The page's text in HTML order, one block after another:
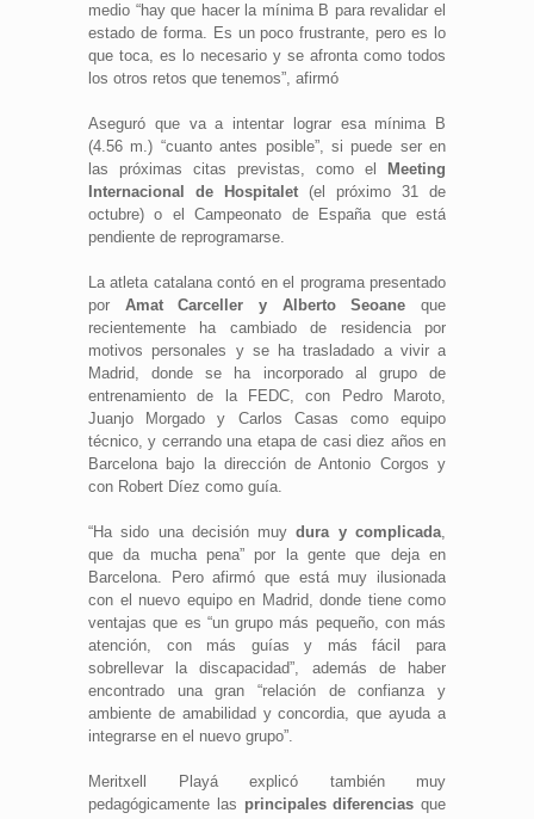
medio “hay que hacer la mínima B para revalidar el
estado de forma. Es un poco frustrante, pero es lo
que toca, es lo necesario y se afronta como todos
los otros retos que tenemos”, afirmó
Aseguró que va a intentar lograr esa mínima B
(4.56 m.) “cuanto antes posible”, si puede ser en
las próximas citas previstas, como el
Meeting
Internacional de Hospitalet (el próximo 31 de
octubre) o el Campeonato de España que está
pendiente de reprogramarse.
La atleta catalana contó en el programa presentado
por Amat Carceller y Alberto Seoane que
recientemente ha cambiado de residencia por
motivos personales y se ha trasladado a vivir a
Madrid, donde se ha incorporado al grupo de
entrenamiento de la FEDC, con Pedro Maroto,
Juanjo Morgado y Carlos Casas como equipo
técnico, y cerrando una etapa de casi diez años en
Barcelona bajo la dirección de Antonio Corgos y
con Robert Díez como guía.
“Ha sido una decisión muydura y complicada,
que da mucha pena” por la gente que deja en
Barcelona. Pero afirmó que está muy ilusionada
con el nuevo equipo en Madrid, donde tiene como
ventajas que es “un grupo más pequeño, con más
atención, con más guías y más fácil para
sobrellevar la discapacidad”, además de haber
encontrado una gran “relación de confianza y
ambiente de amabilidad y concordia, que ayuda a
integrarse en el nuevo grupo”.
Meritxell Playá explicó también muy
pedagógicamente las principales diferencias que